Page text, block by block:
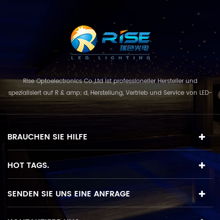
Unterwasserleuchten
Poolbrunnen verwendet,
Schwimmbecken,
Wassershows,
Einkaufszentren,
Fischteich, Wasserhotels
Pools, Meeresaquarium,
Meeresseite unter Wasser,
Freizeitpark,
Alle Orte mit Wasser
können sein mit LED-
Unterwasserbeleuchtung.
Unterwasserbeleuchtung
mit Cree-Hochleistungs-
LED. Betriebsspannung der
LED-
Rise Optoelectronics Co.,Ltd ist professioneller Hersteller und
spezialisiert auf R & amp; d, Herstellung, Vertrieb und Service von LED-
Beleuchtungsprodukte, mit einer breiten Auswahl an
Beleuchtungseinheiten für Wohn-, Gewerbe-, und
"Qualität zuerst, Service in erster Linie", kombinie...
BRAUCHEN SIE HILFE
HOT TAGS.
SENDEN SIE UNS EINE ANFRAGE